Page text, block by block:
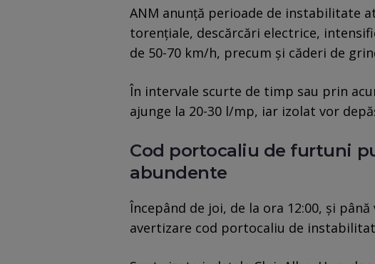
ANM anunță perioade de instabilitate
torențiale, descărcări electrice,
de 50-70 km/h, precum și căderi de
În intervale scurte de timp sau prin
ajunge la 20-30 l/mp, iar izolat vor
Cod portocaliu de furtuni
abundente
Începând de joi, de la ora 12:00, și
avertizare cod portocaliu de